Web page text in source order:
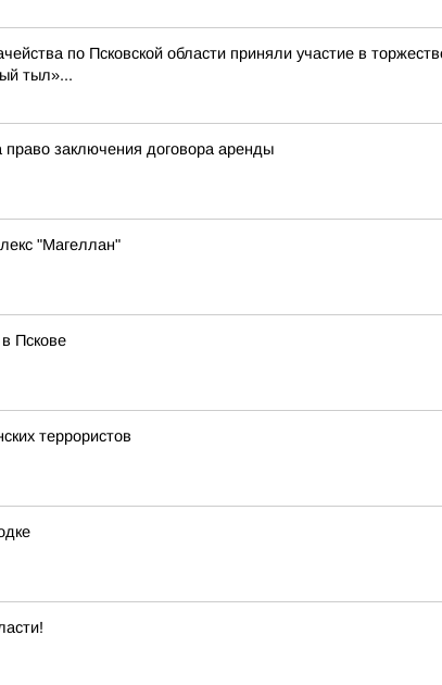
по Псковской области приняли участие в
тыл»...
заключения договора аренды
"Магеллан"
Пскове
террористов